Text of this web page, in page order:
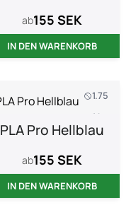
ab155 SEK
IN DEN WARENKORB
1.75
1 kg
PLA Pro Hellblau
ab155 SEK
IN DEN WARENKORB